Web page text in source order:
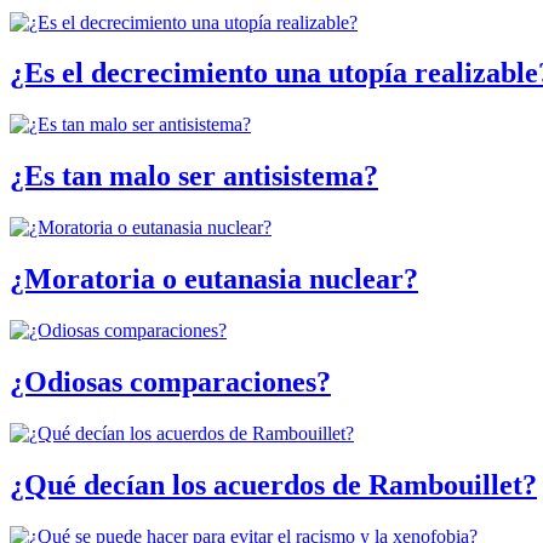
¿Es el decrecimiento una utopía
¿Es tan malo ser antisistema?
¿Moratoria o eutanasia nuclear?
¿Odiosas comparaciones?
¿Qué decían los acuerdos de Rambouillet?